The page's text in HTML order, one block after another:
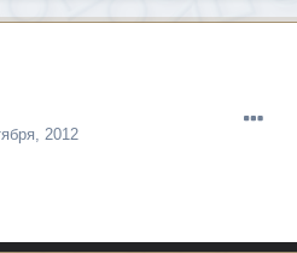
2012